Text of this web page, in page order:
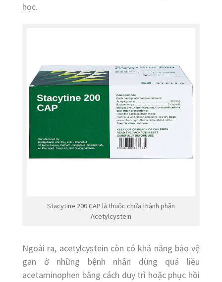
học.
Stacytine 200 CAP là thuốc chứa thành phần
Acetylcystein
Ngoài ra, acetylcystein còn có khả năng bảo vệ
gan ở những bệnh nhân dùng quá liều
acetaminophen bằng cách duy trì hoặc phục hồi